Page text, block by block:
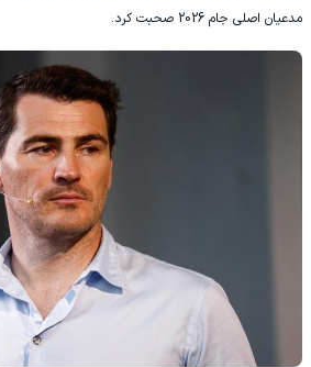
مدعیان اصلی جام 2026 صحبت کرد.